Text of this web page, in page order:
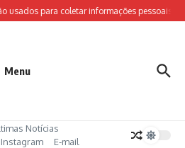
usados para coletar informações pessoais e
Menu
Notícias
Instagram E-mail